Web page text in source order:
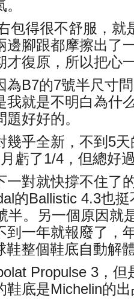
包得很不舒服，
邊腳跟都摩擦出了
才復原，所以把心
為B7的7號半尺寸
我就是不明白為什
好好的。
幾乎全新，不到5
虧了1/4，但總好
一對就快撐不住了
的Ballistic 4.3也
半。另一個原因就
到一年就報廢了，
鞋整個鞋底自動解
Propulse 3，
鞋底是Michelin的